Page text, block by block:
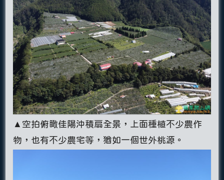
▲空拍俯瞰佳陽沖積扇全景，上面種植不少農作
物，也有不少農宅等，猶如一個世外桃源。